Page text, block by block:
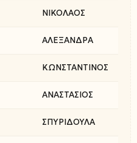
ΝΙΚΟΛΑΟΣ
ΑΛΕΞΑΝΔΡΑ
ΚΩΝΣΤΑΝΤΙΝΟΣ
ΑΝΑΣΤΑΣΙΟΣ
ΣΠΥΡΙΔΟΥΛΑ